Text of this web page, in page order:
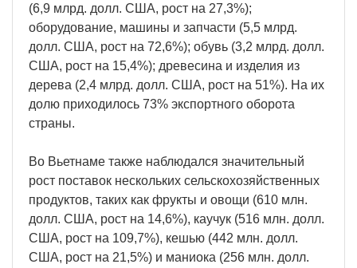
(6,9 млрд. долл. США, рост на 27,3%);
оборудование, машины и запчасти (5,5 млрд.
долл. США, рост на 72,6%); обувь (3,2 млрд. долл.
США, рост на 15,4%); древесина и изделия из
дерева (2,4 млрд. долл. США, рост на 51%). На их
долю приходилось 73% экспортного оборота
страны.
Во Вьетнаме также наблюдался значительный
рост поставок нескольких сельскохозяйственных
продуктов, таких как фрукты и овощи (610 млн.
долл. США, рост на 14,6%), каучук (516 млн. долл.
США, рост на 109,7%), кешью (442 млн. долл.
США, рост на 21,5%) и маниока (256 млн. долл.